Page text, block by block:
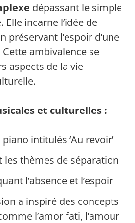
dépassant le simple
incarne l’idée de
préservant l’espoir d’une
ambivalence se
aspects de la vie
et culturelles :
intitulés ‘Au revoir’
les thèmes de séparation
l’absence et l’espoir
a inspiré des concepts
l’amor fati, l’amour